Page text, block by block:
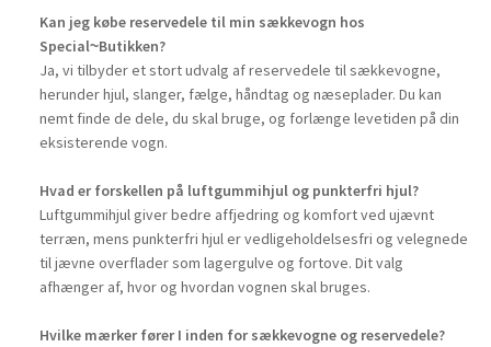
Kan jeg købe reservedele til min sækkevogn hos
Special~Butikken?
Ja, vi tilbyder et stort udvalg af reservedele til sækkevogne,
herunder hjul, slanger, fælge, håndtag og næseplader. Du kan
nemt finde de dele, du skal bruge, og forlænge levetiden på din
eksisterende vogn.
Hvad er forskellen på luftgummihjul og punkterfri hjul?
Luftgummihjul giver bedre affjedring og komfort ved ujævnt
terræn, mens punkterfri hjul er vedligeholdelsesfri og velegnede
til jævne overflader som lagergulve og fortove. Dit valg
afhænger af, hvor og hvordan vognen skal bruges.
Hvilke mærker fører I inden for sækkevogne og reservedele?